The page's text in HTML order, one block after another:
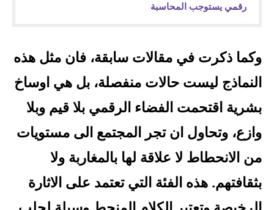
رقمي يستوجب المحاسبة
وكما ذكرت في مقالات سابقة، فان مثل هذه
النماذج ليست حالات منفصلة، بل هي اوساخ
بشرية اقتحمت الفضاء الرقمي بلا قيم وبلا
وازع، وتحاول ان تجر المجتمع الى مستويات
من الانحطاط لا علاقة لها بالمغاربة ولا
بثقافتهم. هذه الفئة التي تعتمد على الاثارة